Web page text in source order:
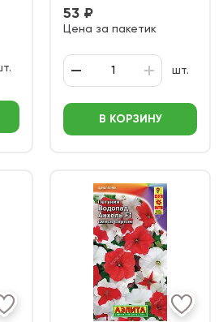
53 ₽
Цена за пакетик
шт.
В КОРЗИНУ